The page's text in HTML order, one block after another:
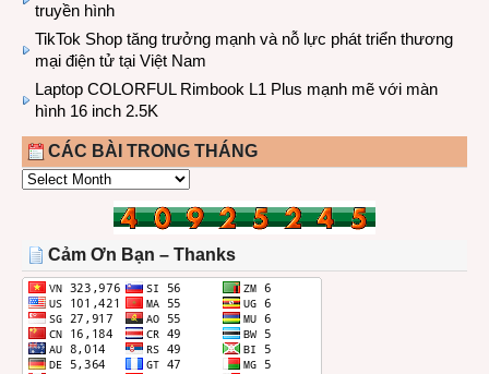
truyền hình
TikTok Shop tăng trưởng mạnh và nỗ lực phát triển thương
mại điện tử tại Việt Nam
Laptop COLORFUL Rimbook L1 Plus mạnh mẽ với màn
hình 16 inch 2.5K
CÁC BÀI TRONG THÁNG
CÁC
THÁNG
Cảm Ơn Bạn – Thanks